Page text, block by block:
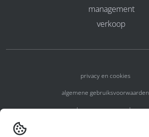
management
verkoop
privacy en cookies
algemene gebruiksvoorwaarden
algemene voorwaarden